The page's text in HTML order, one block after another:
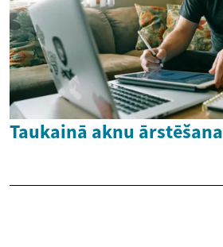
Taukainā aknu ārstēšana